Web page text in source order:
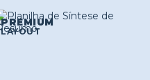
PREMIUM
LAYOUT